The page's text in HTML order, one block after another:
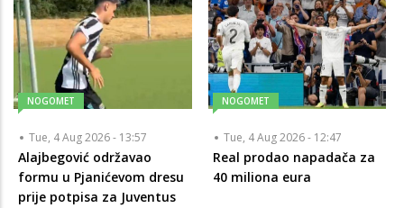
NOGOMET
Tue, 4 Aug 2026 - 13:57
Alajbegović održavao
formu u Pjanićevom dresu
prije potpisa za Juventus
NOGOMET
Tue, 4 Aug 2026 - 12:47
Real prodao napadača za
40 miliona eura